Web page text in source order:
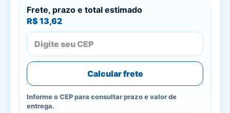
Frete, prazo e total estimado
R$ 13,62
Calcular frete
Informe o CEP para consultar prazo e valor de
entrega.